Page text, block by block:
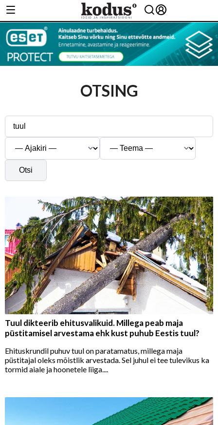
OTSING
Otsi
Tuul dikteerib ehitusvalikuid. Millega peab maja
püstitamisel arvestama ehk kust puhub Eestis tuul?
Ehituskrundil puhuv tuul on paratamatus, millega maja
püstitajal oleks mõistlik arvestada. Sel juhul ei tee tulevikus ka
tormid aiale ja hoonetele liiga....